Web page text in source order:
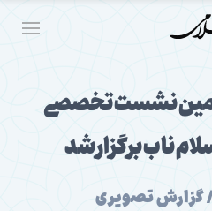
نشست تخصصی
ناب برگزار شد
گزارش تصویری